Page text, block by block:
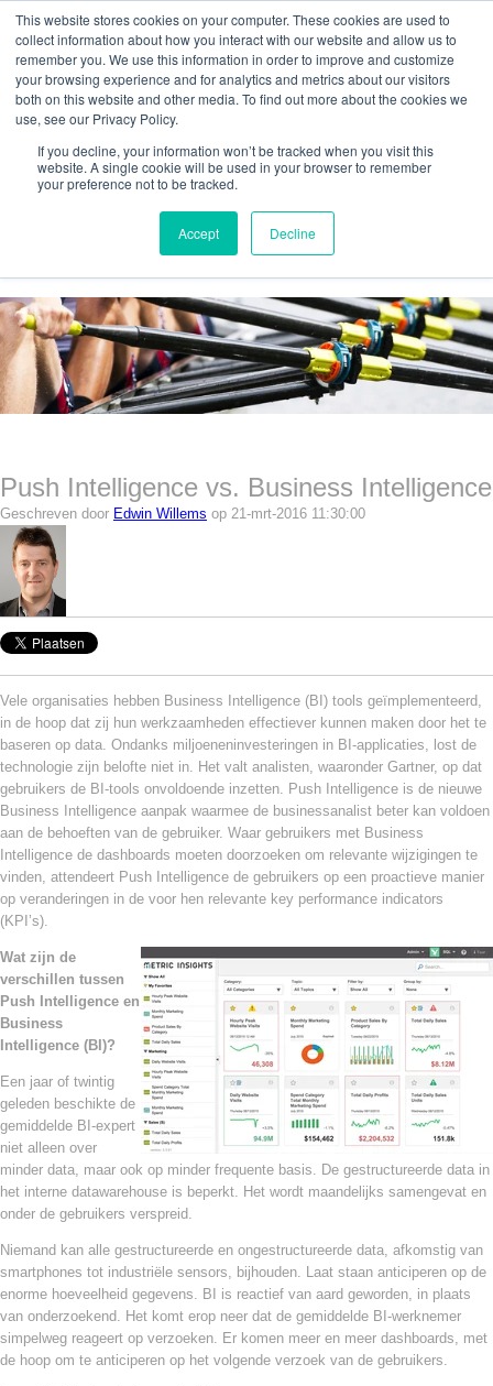
This website stores cookies on your computer. These cookies are used to
collect information about how you interact with our website and allow us to
remember you. We use this information in order to improve and customize
your browsing experience and for analytics and metrics about our visitors
both on this website and other media. To find out more about the cookies we
use, see our Privacy Policy.
If you decline, your information won’t be tracked when you visit this
website. A single cookie will be used in your browser to remember
your preference not to be tracked.
Accept Decline
Agilos business blog
Push Intelligence vs. Business Intelligence
Geschreven door Edwin Willems op 21-mrt-2016 11:30:00
Vele organisaties hebben Business Intelligence (BI) tools geïmplementeerd,
in de hoop dat zij hun werkzaamheden effectiever kunnen maken door het te
baseren op data. Ondanks miljoeneninvesteringen in BI-applicaties, lost de
technologie zijn belofte niet in. Het valt analisten, waaronder Gartner, op dat
gebruikers de BI-tools onvoldoende inzetten. Push Intelligence is de nieuwe
Business Intelligence aanpak waarmee de businessanalist beter kan voldoen
aan de behoeften van de gebruiker. Waar gebruikers met Business
Intelligence de dashboards moeten doorzoeken om relevante wijzigingen te
vinden, attendeert Push Intelligence de gebruikers op een proactieve manier
op veranderingen in de voor hen relevante key performance indicators
(KPI’s).
Wat zijn de
verschillen tussen
Push Intelligence en
Business
Intelligence (BI)?
Een jaar of twintig
geleden beschikte de
gemiddelde BI-expert
niet alleen over
minder data, maar ook op minder frequente basis. De gestructureerde data in
het interne datawarehouse is beperkt. Het wordt maandelijks samengevat en
onder de gebruikers verspreid.
Niemand kan alle gestructureerde en ongestructureerde data, afkomstig van
smartphones tot industriële sensors, bijhouden. Laat staan anticiperen op de
enorme hoeveelheid gegevens. BI is reactief van aard geworden, in plaats
van onderzoekend. Het komt erop neer dat de gemiddelde BI-werknemer
simpelweg reageert op verzoeken. Er komen meer en meer dashboards, met
de hoop om te anticiperen op het volgende verzoek van de gebruikers.